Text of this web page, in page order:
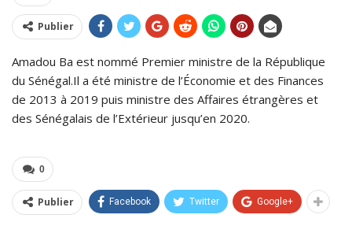
Publier
Amadou Ba est nommé Premier ministre de la République
du Sénégal.Il a été ministre de l’Économie et des Finances
de 2013 à 2019 puis ministre des Affaires étrangères et
des Sénégalais de l’Extérieur jusqu’en 2020.
0
Publier Facebook Twitter Google+